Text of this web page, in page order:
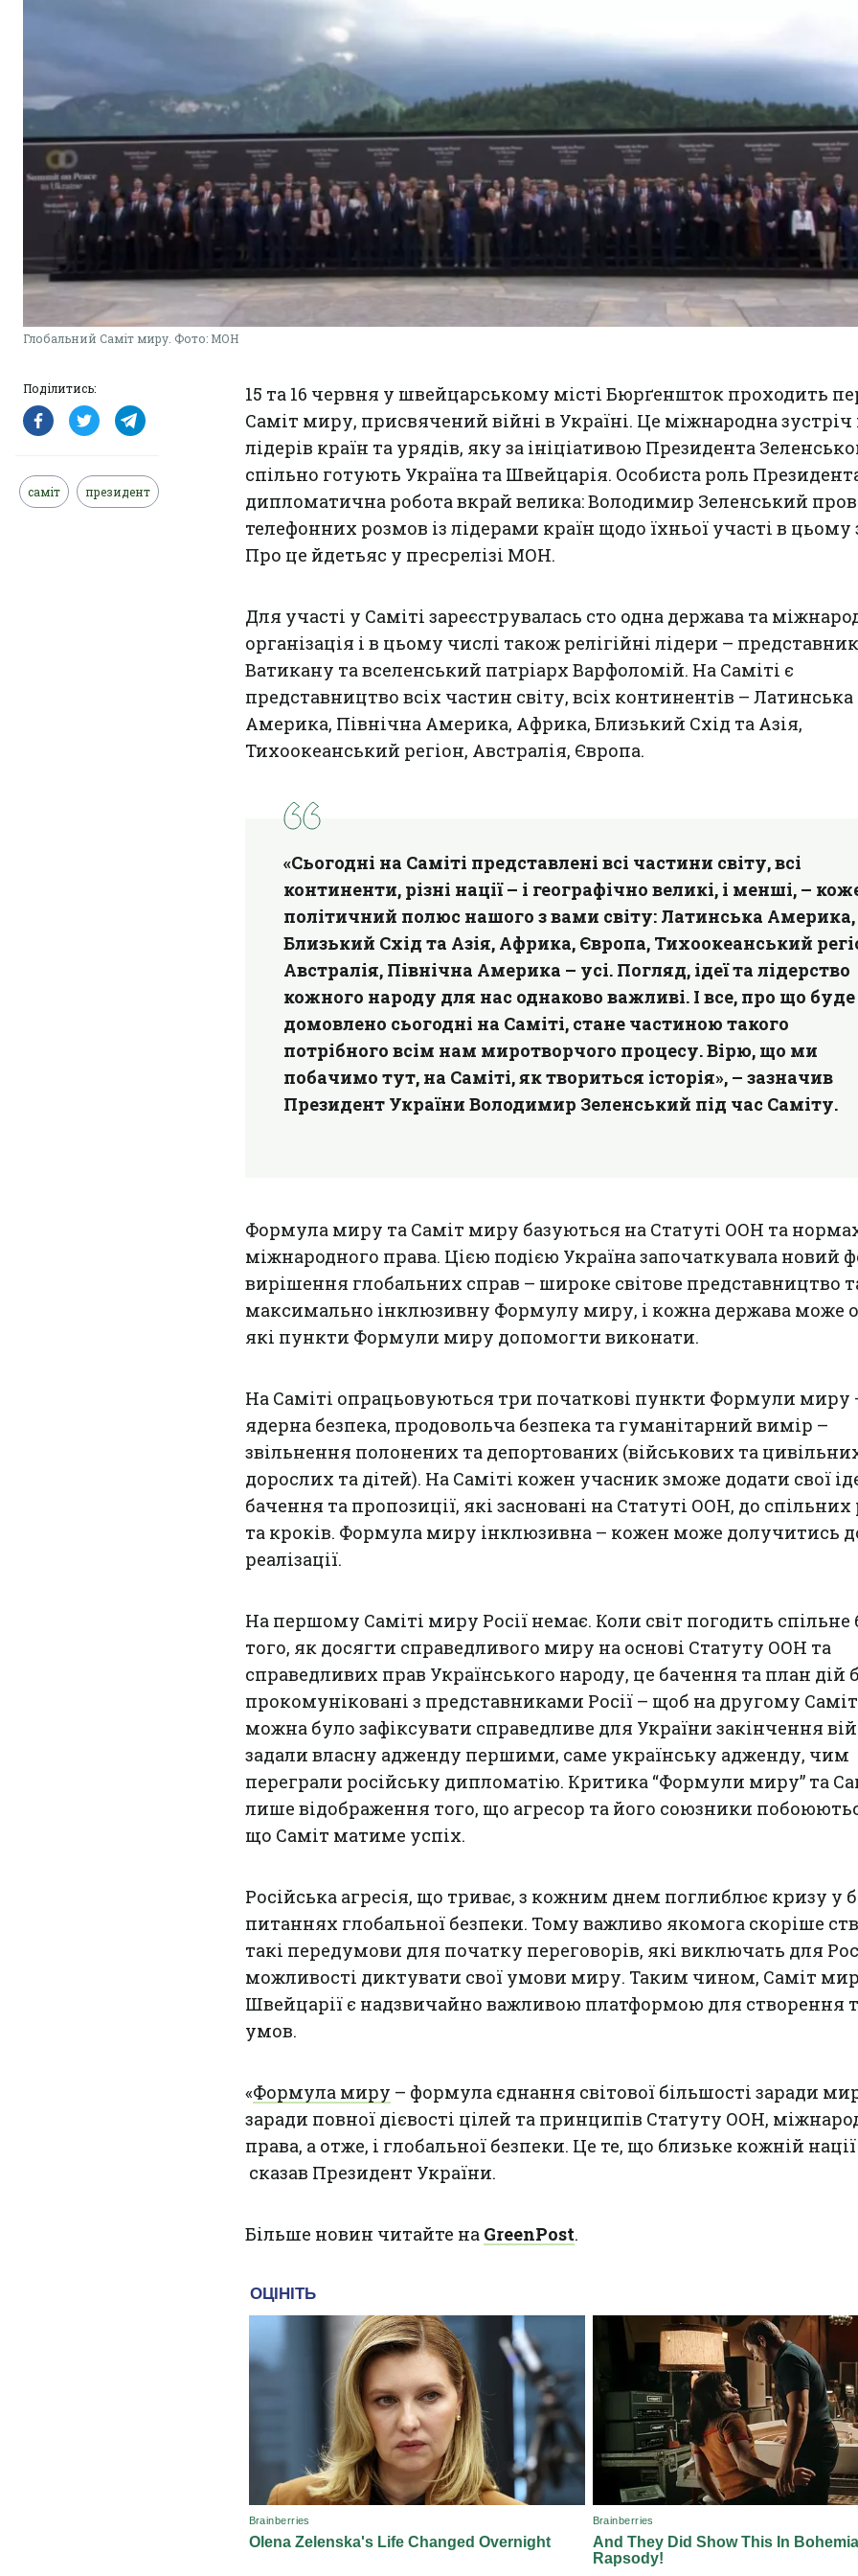
Глобальний Саміт миру. Фото: МОН
Поділитись:
саміт президент
15 та 16 червня у швейцарському місті Бюрґеншток проходить
Саміт миру, присвячений війні в Україні. Це міжнародна зустріч
лідерів країн та урядів, яку за ініціативою Президента
спільно готують Україна та Швейцарія. Особиста роль
дипломатична робота вкрай велика: Володимир Зеленський
телефонних розмов із лідерами країн щодо їхньої участі в цьому
Про це йдетьяс у пресрелізі МОН.
Для участі у Саміті зареєструвалась сто одна держава та
організація і в цьому числі також релігійні лідери – представник
Ватикану та вселенський патріарх Варфоломій. На Саміті є
представництво всіх частин світу, всіх континентів – Латинська
Америка, Північна Америка, Африка, Близький Схід та Азія,
Тихоокеанський регіон, Австралія, Європа.
«Сьогодні на Саміті представлені всі частини світу, всі
континенти, різні нації – і географічно великі, і менші, –
політичний полюс нашого з вами світу: Латинська Америка,
Близький Схід та Азія, Африка, Європа, Тихоокеанський
Австралія, Північна Америка – усі. Погляд, ідеї та лідерство
кожного народу для нас однаково важливі. І все, про що буде
домовлено сьогодні на Саміті, стане частиною такого
потрібного всім нам миротворчого процесу. Вірю, що ми
побачимо тут, на Саміті, як твориться історія», – зазначив
Президент України Володимир Зеленський під час Саміту.
Формула миру та Саміт миру базуються на Статуті ООН та
міжнародного права. Цією подією Україна започаткувала новий
вирішення глобальних справ – широке світове представництво
максимально інклюзивну Формулу миру, і кожна держава може
які пункти Формули миру допомогти виконати.
На Саміті опрацьовуються три початкові пункти Формули миру
ядерна безпека, продовольча безпека та гуманітарний вимір –
звільнення полонених та депортованих (військових та
дорослих та дітей). На Саміті кожен учасник зможе додати свої
бачення та пропозиції, які засновані на Статуті ООН, до
та кроків. Формула миру інклюзивна – кожен може долучитись
реалізації.
На першому Саміті миру Росії немає. Коли світ погодить спільне
того, як досягти справедливого миру на основі Статуту ООН та
справедливих прав Українського народу, це бачення та план дій
прокомуніковані з представниками Росії – щоб на другому
можна було зафіксувати справедливе для України закінчення
задали власну адженду першими, саме українську адженду, чим
переграли російську дипломатію. Критика “Формули миру” та
лише відображення того, що агресор та його союзники
що Саміт матиме успіх.
Російська агресія, що триває, з кожним днем поглиблює кризу у
питаннях глобальної безпеки. Тому важливо якомога скоріше
такі передумови для початку переговорів, які виключать для
можливості диктувати свої умови миру. Таким чином, Саміт
Швейцарії є надзвичайно важливою платформою для створення
умов.
«Формула миру – формула єднання світової більшості заради
заради повної дієвості цілей та принципів Статуту ООН,
права, а отже, і глобальної безпеки. Це те, що близьке кожній нації
сказав Президент України.
Більше новин читайте на GreenPost.